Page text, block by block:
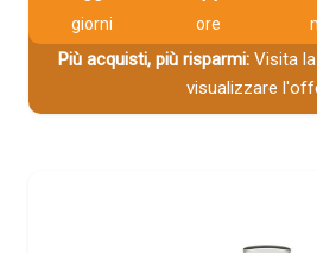
giorni ore
Più acquisti, più risparmi:Visita la
visualizzare